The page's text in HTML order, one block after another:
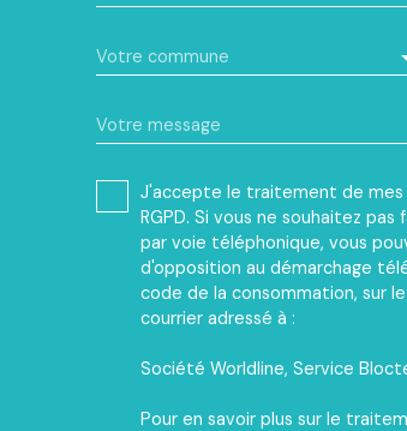
Votre commune
Votre message
J'accepte le traitement de mes
RGPD. Si vous ne souhaitez
par voie téléphonique, vous
d'opposition au démarchage
code de la consommation, sur
courrier adressé à :
Société Worldline, Service Bloctel,
Pour en savoir plus sur le